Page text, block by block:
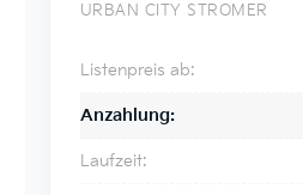
URBAN CITY STROMER
Listenpreis ab:
Anzahlung:
Laufzeit: